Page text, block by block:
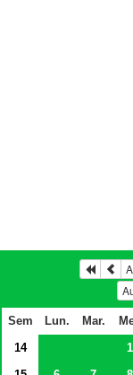
Sem Lun. Mar.
14
1